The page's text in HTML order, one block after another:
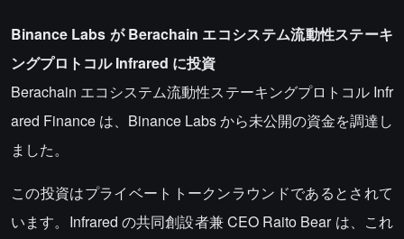
Binance Labs が Berachain エコシステム流動性ステーキ
ングプロトコル Infrared に投資
Berachain エコシステム流動性ステーキングプロトコル Infr
ared Finance は、Binance Labs から未公開の資金を調達し
ました。
この投資はプライベートトークンラウンドであるとされて
います。Infrared の共同創設者兼 CEO Raito Bear は、これ